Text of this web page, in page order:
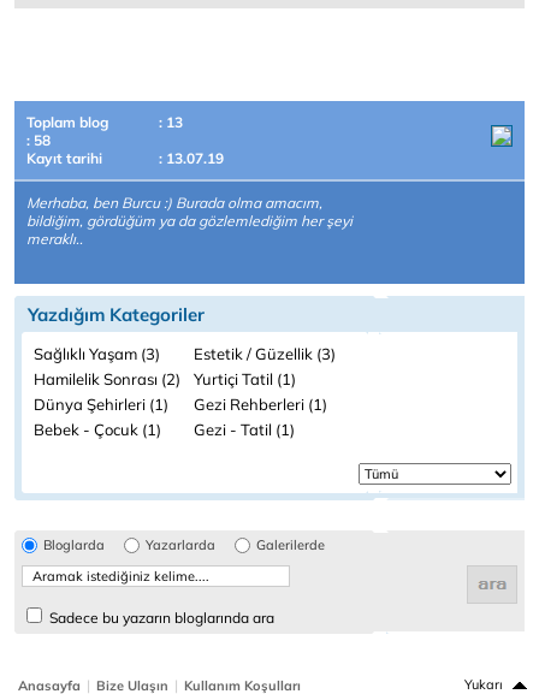
Toplam blog
: 13
: 58
Kayıt tarihi
: 13.07.19
Merhaba, ben Burcu :) Burada olma amacım,
bildiğim, gördüğüm ya da gözlemlediğim her şeyi
meraklı..
Yazdığım Kategoriler
Sağlıklı Yaşam (3)
Estetik / Güzellik (3)
Hamilelik Sonrası (2)
Yurtiçi Tatil (1)
Dünya Şehirleri (1)
Gezi Rehberleri (1)
Bebek - Çocuk (1)
Gezi - Tatil (1)
Bloglarda Yazarlarda Galerilerde
Sadece bu yazarın bloglarında ara
Anasayfa | Bize Ulaşın | Kullanım Koşulları Yukarı